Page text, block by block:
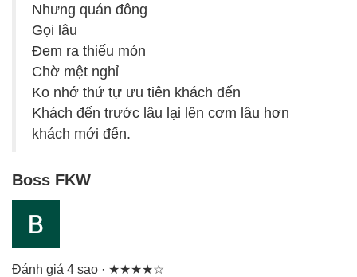
Nhưng quán đông
Gọi lâu
Đem ra thiếu món
Chờ mệt nghỉ
Ko nhớ thứ tự ưu tiên khách đến
Khách đến trước lâu lại lên cơm lâu hơn
khách mới đến.
Boss FKW
Đánh giá 4 sao · ★★★★☆